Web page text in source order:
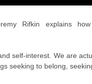
Rifkin explains
self-interest. We are
seeking to belong,